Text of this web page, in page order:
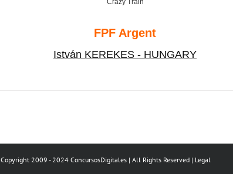
Copyright 2009 - 2024 ConcursosDigitales | All Rights Reserved | Legal